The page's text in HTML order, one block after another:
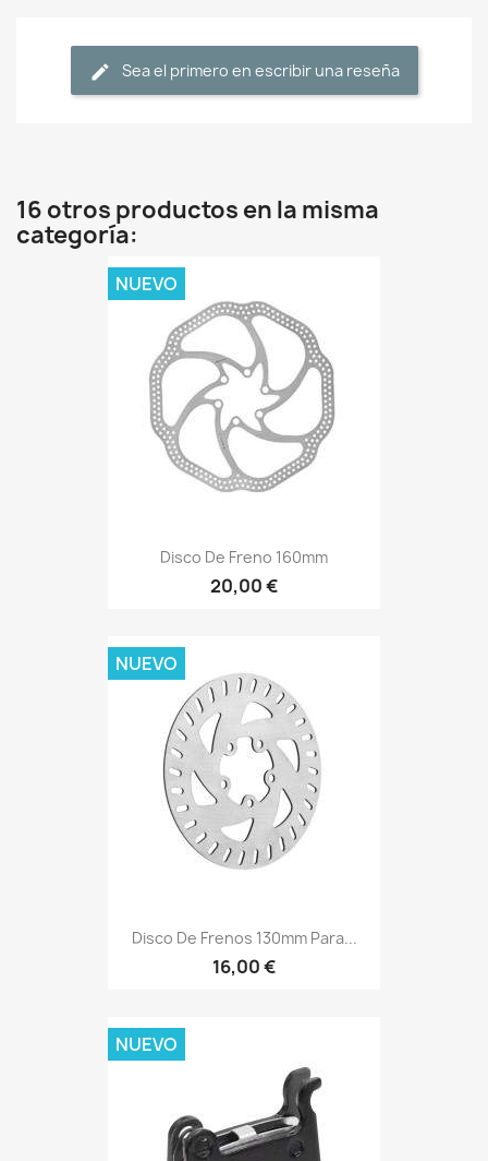
Sea el primero en escribir una reseña
16 otros productos en la misma
categoría:
Disco De Freno 160mm
20,00 €
NUEVO
Disco De Frenos 130mm Para...
16,00 €
NUEVO
NUEVO